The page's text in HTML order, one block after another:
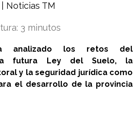
Noticias TM
3 minutos
analizado los retos del
la futura Ley del Suelo, la
y la seguridad jurídica como
el desarrollo de la provincia